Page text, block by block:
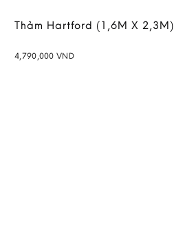
Thảm Hartford (1,6M X 2,3M)
4,790,000 VND